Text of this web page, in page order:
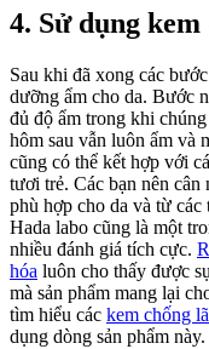
4. Sử dụng
Sau khi đã xong các
dưỡng ẩm cho da. Bước
đủ độ ẩm trong khi
hôm sau vẫn luôn ẩm và
cũng có thể kết hợp với
tươi trẻ. Các bạn nên cân
phù hợp cho da và từ
Hada labo cũng là một
nhiều đánh giá tích cực.
hóa luôn cho thấy được
mà sản phẩm mang lại
tìm hiểu các kem chống
dụng dòng sản phẩm này.